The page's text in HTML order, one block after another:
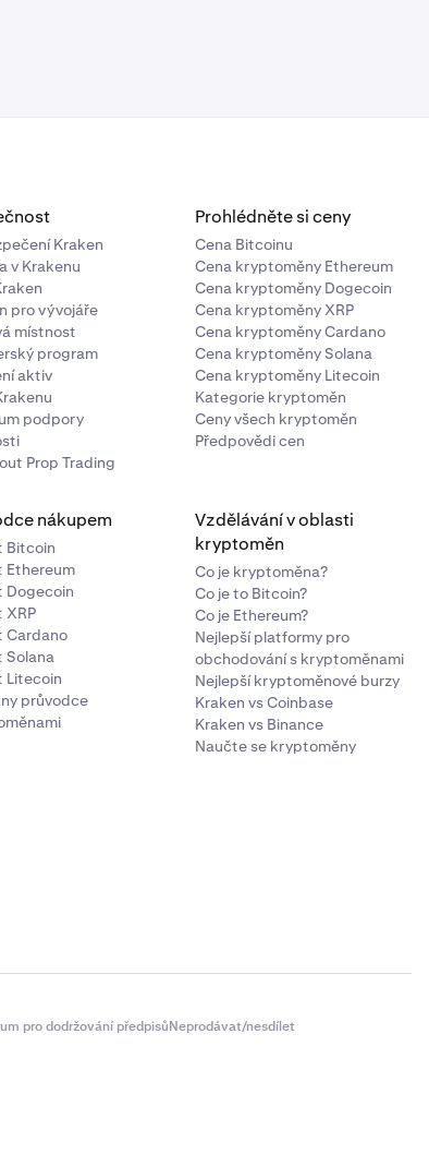
Kraken
v Krakenu
pro vývojáře
místnost
program
aktiv
podpory
Prop Trading
Prohlédněte si ceny
Cena Bitcoinu
Cena kryptoměny Ethereum
Cena kryptoměny Dogecoin
Cena kryptoměny XRP
Cena kryptoměny Cardano
Cena kryptoměny Solana
Cena kryptoměny Litecoin
Kategorie kryptoměn
Ceny všech kryptoměn
Předpovědi cen
nákupem
Bitcoin
Ethereum
Dogecoin
XRP
Cardano
Solana
Litecoin
průvodce
Vzdělávání v oblasti
kryptoměn
Co je kryptoměna?
Co je to Bitcoin?
Co je Ethereum?
Nejlepší platformy pro
obchodování s kryptoměnami
Nejlepší kryptoměnové burzy
Kraken vs Coinbase
Kraken vs Binance
Naučte se kryptoměny
pro dodržování předpisůNeprodávat/nesdílet